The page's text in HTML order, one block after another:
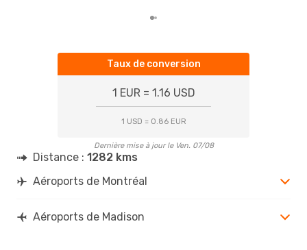
Taux de conversion
1 EUR = 1.16 USD
1 USD = 0.86 EUR
Dernière mise à jour le Ven. 07/08
Distance : 1282 kms
Aéroports de Montréal
Aéroports de Madison